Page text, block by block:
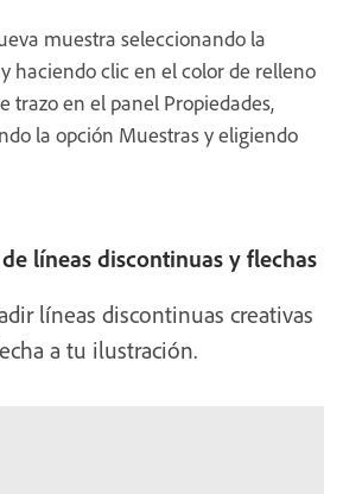
muestra seleccionando la
haciendo clic en el color de relleno
trazo en el panel Propiedades,
la opción Muestras y eligiendo
líneas discontinuas y flechas
líneas discontinuas creativas
a tu ilustración.